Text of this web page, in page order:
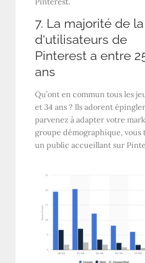
7. La majorité de
d'utilisateurs de
Pinterest a entre
ans
Qu’ont en commun tous les
et 34 ans ? Ils adorent
parvenez à adapter votre
groupe démographique, vous
un public accueillant sur